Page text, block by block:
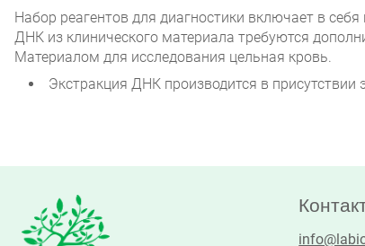
Набор реагентов для диагностики включает в
ДНК из клинического материала требуются
Материалом для исследования цельная кровь.
Экстракция ДНК производится в присутствии